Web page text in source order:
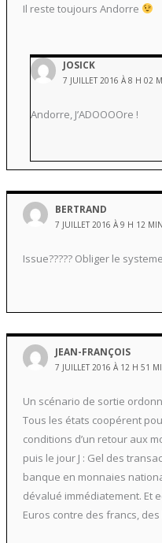
Il reste toujours Andorre
JOSICK
7 JUILLET 2016 À 8 H 02
Andorre, J’ADOOOOre !
BERTRAND
7 JUILLET 2016 À 9 H 12 MIN
Issue????? Obliger le
JEAN-FRANÇOIS
7 JUILLET 2016 À 12 H 51
Un scénario de sortie
Tous les états coopérent
conditions d’un retour aux
puis le jour J : Gel des
banque en monnaies
dévalué immédiatement. Et
Euros contre des francs,